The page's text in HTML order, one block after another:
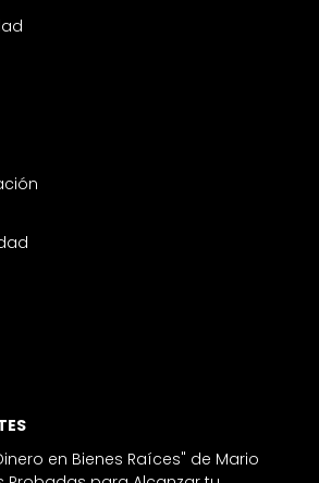
en Bienes Raíces" de Mario